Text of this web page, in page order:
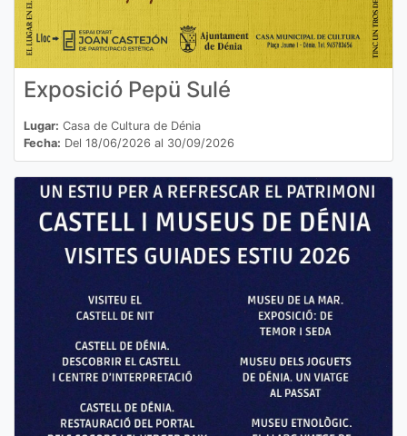
Exposició Pepü Sulé
Lugar: Casa de Cultura de Dénia
Fecha: Del 18/06/2026 al 30/09/2026